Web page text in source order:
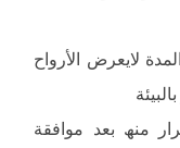
لایعرض الأرواح
منھ بعد موافقة